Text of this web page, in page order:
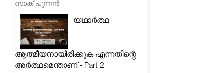
സാക് പുന്നൻ
യഥാർത്ഥ
ആത്മീയനായിരിക്കുക എന്നതിന്റെ
അർത്ഥമെന്താണ് - Part 2